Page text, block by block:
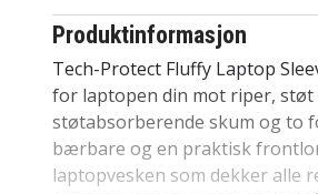
Produktinformasjon
Tech-Protect Fluffy Laptop
for laptopen din mot riper,
støtabsorberende skum og to
bærbare og en praktisk
laptopvesken som dekker alle